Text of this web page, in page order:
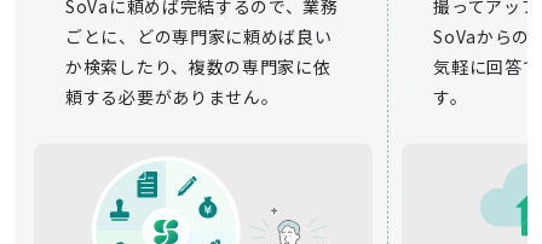
SoVaに頼めば完結するので、業務
ごとに、どの専門家に頼めば良い
か検索したり、複数の専門家に依
頼する必要がありません。
撮ってアッ
SoVaからの
気軽に回答
す。